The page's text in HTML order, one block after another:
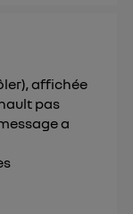
affichée
pas
a